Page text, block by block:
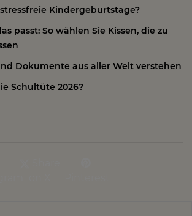
Kindergeburtstage?
passt: So wählen Sie Kissen, die zu
Dokumente aus aller Welt verstehen
Schultüte 2026?